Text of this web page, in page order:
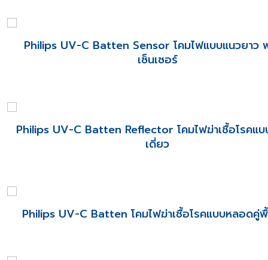
Philips UV-C Batten Sensor โคมไฟแบบแนวยาว
เซ็นเซอร์
Philips UV-C Batten Reflector โคมไฟฆ่าเชื้อโรคแ
เดี่ยว
Philips UV-C Batten โคมไฟฆ่าเชื้อโรคแบบหลอดคู่